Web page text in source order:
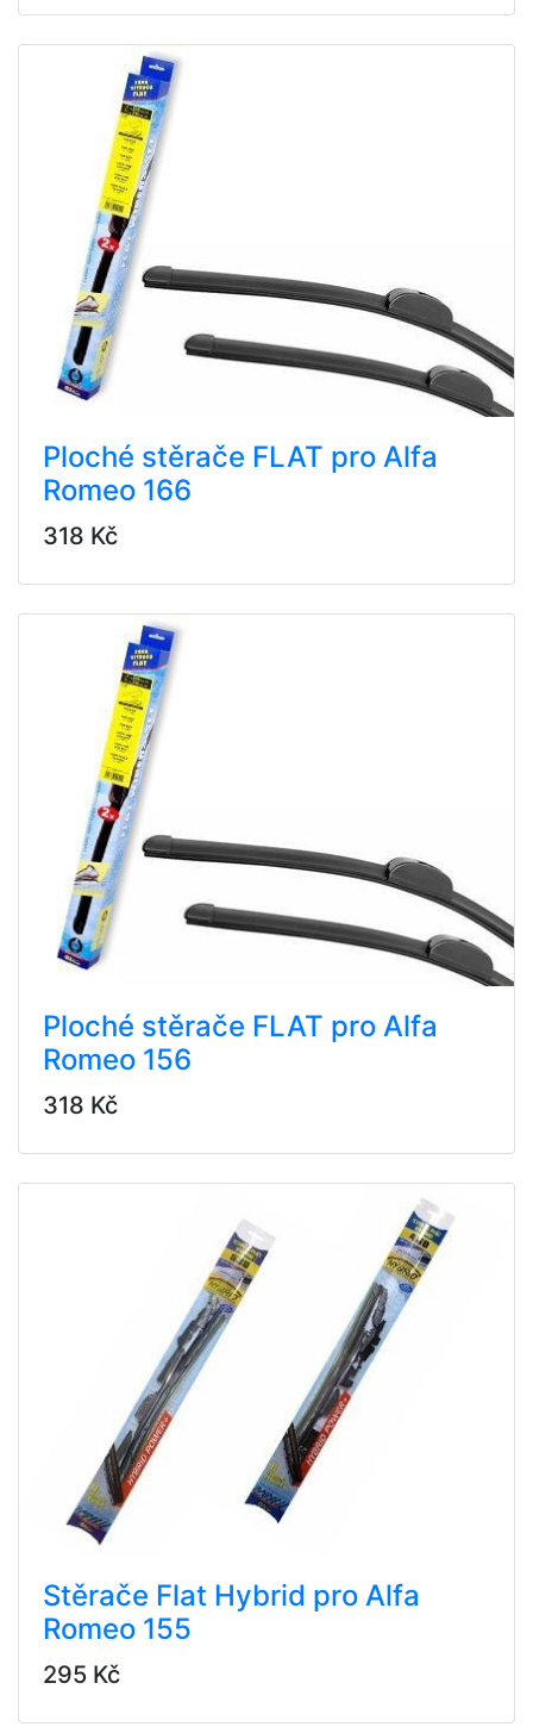
Ploché stěrače FLAT pro Alfa
Romeo 166
318 Kč
Ploché stěrače FLAT pro Alfa
Romeo 156
318 Kč
Stěrače Flat Hybrid pro Alfa
Romeo 155
295 Kč